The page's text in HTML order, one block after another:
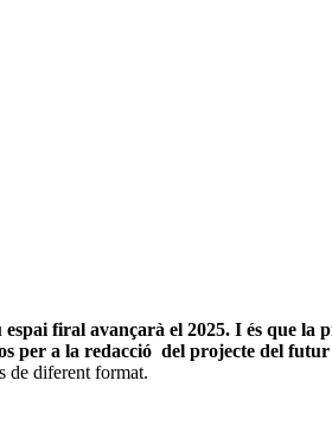
firal avançarà el 2025. I és que la
per a la redacció del projecte del
de diferent format.